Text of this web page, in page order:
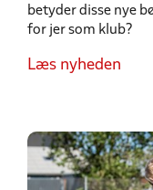
betyder disse nye
for jer som klub?
Læs nyheden